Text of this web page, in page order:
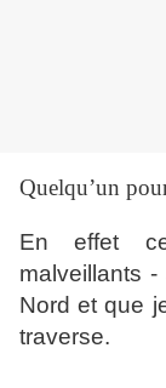
Quelqu’un
En effet
malveillants
Nord et que
traverse.